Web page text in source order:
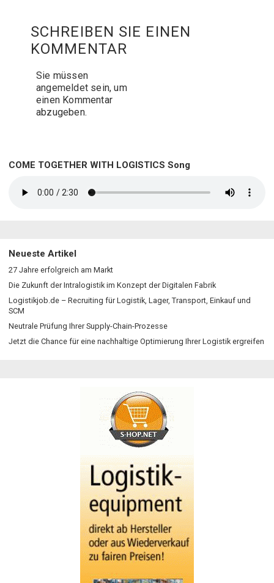
SCHREIBEN SIE EINEN
KOMMENTAR
Sie müssen
angemeldet sein, um
einen Kommentar
abzugeben.
COME TOGETHER WITH LOGISTICS Song
Neueste Artikel
27 Jahre erfolgreich am Markt
Die Zukunft der Intralogistik im Konzept der Digitalen Fabrik
Logistikjob.de – Recruiting für Logistik, Lager, Transport, Einkauf und
SCM
Neutrale Prüfung Ihrer Supply-Chain-Prozesse
Jetzt die Chance für eine nachhaltige Optimierung Ihrer Logistik ergreifen